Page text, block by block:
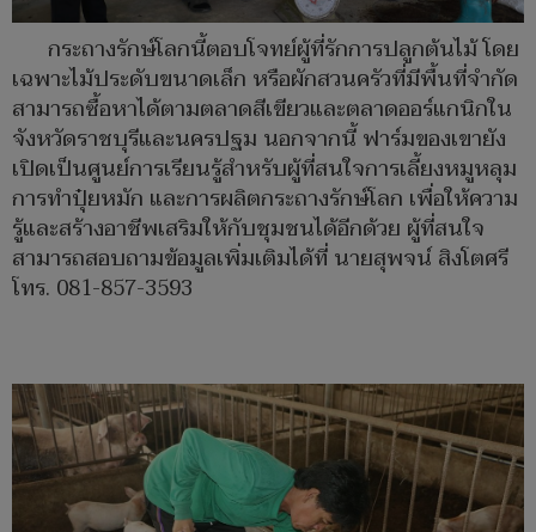
กระถางรักษ์โลกนี้ตอบโจทย์ผู้ที่รักการปลูกต้นไม้ โดย
เฉพาะไม้ประดับขนาดเล็ก หรือผักสวนครัวที่มีพื้นที่จำกัด
สามารถซื้อหาได้ตามตลาดสีเขียวและตลาดออร์แกนิกใน
จังหวัดราชบุรีและนครปฐม นอกจากนี้ ฟาร์มของเขายัง
เปิดเป็นศูนย์การเรียนรู้สำหรับผู้ที่สนใจการเลี้ยงหมูหลุม
การทำปุ๋ยหมัก และการผลิตกระถางรักษ์โลก เพื่อให้ความ
รู้และสร้างอาชีพเสริมให้กับชุมชนได้อีกด้วย ผู้ที่สนใจ
สามารถสอบถามข้อมูลเพิ่มเติมได้ที่ นายสุพจน์ สิงโตศรี
โทร. 081-857-3593